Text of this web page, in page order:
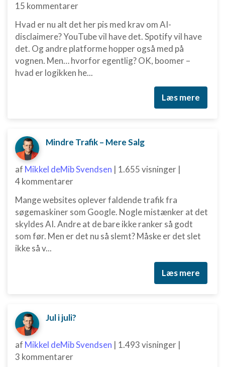
15 kommentarer
Hvad er nu alt det her pis med krav om AI-
disclaimere? YouTube vil have det. Spotify vil have
det. Og andre platforme hopper også med på
vognen. Men… hvorfor egentlig? OK, boomer –
hvad er logikken he...
Læs mere
Mindre Trafik – Mere Salg
af Mikkel deMib Svendsen | 1.655 visninger |
4 kommentarer
Mange websites oplever faldende trafik fra
søgemaskiner som Google. Nogle mistænker at det
skyldes AI. Andre at de bare ikke ranker så godt
som før. Men er det nu så slemt? Måske er det slet
ikke så v...
Læs mere
Jul i juli?
af Mikkel deMib Svendsen | 1.493 visninger |
3 kommentarer